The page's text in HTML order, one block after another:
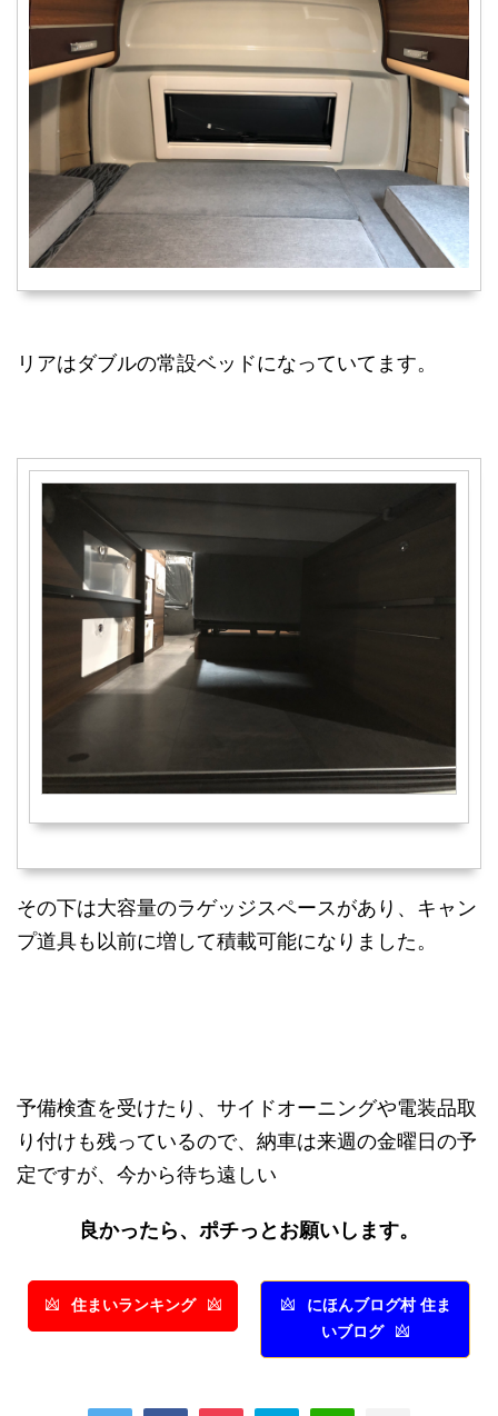
リアはダブルの常設ベッドになっていてます。
その下は大容量のラゲッジスペースがあり、キャン
プ道具も以前に増して積載可能になりました。
予備検査を受けたり、サイドオーニングや電装品取
り付けも残っているので、納車は来週の金曜日の予
定ですが、今から待ち遠しい
良かったら、ポチっとお願いします。
住まいランキング
にほんブログ村 住ま
いブログ